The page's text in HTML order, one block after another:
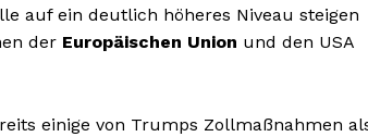
auf ein deutlich höheres Niveau steigen
der Europäischen Union und den USA
einige von Trumps Zollmaßnahmen